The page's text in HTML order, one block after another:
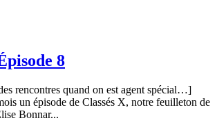
8
rencontres quand on est agent spécial…]
un épisode de Classés X, notre feuilleton de
Bonnar...